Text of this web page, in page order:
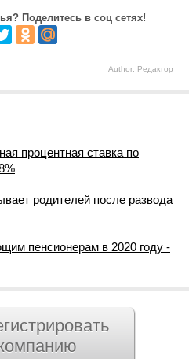
Поделитесь в соц сетях!
Author: Редактор
процентная ставка по
родителей после развода
пенсионерам в 2020 году -